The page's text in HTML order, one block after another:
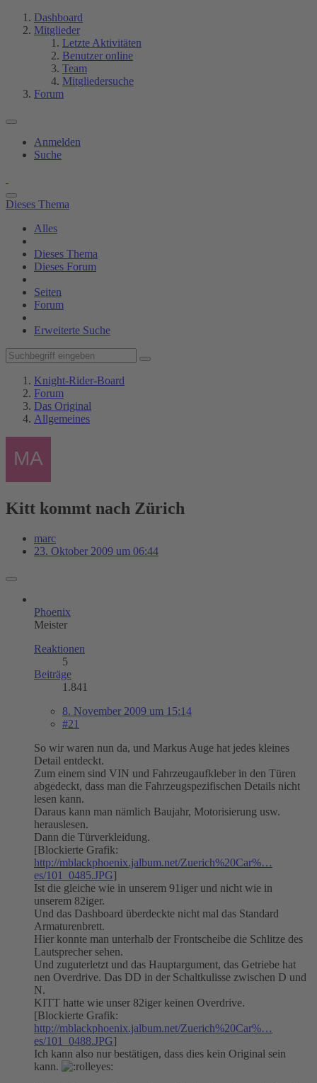
Dashboard
Mitglieder
Letzte Aktivitäten
Benutzer online
Team
Mitgliedersuche
Forum
Anmelden
Suche
Dieses Thema
Alles
Dieses Thema
Dieses Forum
Seiten
Forum
Erweiterte Suche
Knight-Rider-Board
Forum
Das Original
Allgemeines
Kitt kommt nach Zürich
marc
23. Oktober 2009 um 06:44
Phoenix
Meister
Reaktionen
5
Beiträge
1.841
8. November 2009 um 15:14
#21
So wir waren nun da, und Markus Auge hat jedes kleines
Detail entdeckt.
Zum einem sind VIN und Fahrzeugaufkleber in den Türen
abgedeckt, dass man die Fahrzeugspezifischen Details nicht
lesen kann.
Daraus kann man nämlich Baujahr, Motorisierung usw.
herauslesen.
Dann die Türverkleidung.
[Blockierte Grafik:
http://mblackphoenix.jalbum.net/Zuerich%20Car%…
es/101_0485.JPG]
Ist die gleiche wie in unserem 91iger und nicht wie in
unserem 82iger.
Und das Dashboard überdeckte nicht mal das Standard
Armaturenbrett.
Hier konnte man unterhalb der Frontscheibe die Schlitze des
Lautsprecher sehen.
Und zuguterletzt und das Hauptargument, das Getriebe hat
nen Overdrive. Das DD in der Schaltkulisse zwischen D und
N.
KITT hatte wie unser 82iger keinen Overdrive.
[Blockierte Grafik:
http://mblackphoenix.jalbum.net/Zuerich%20Car%…
es/101_0488.JPG]
Ich kann also nur bestätigen, dass dies kein Original sein
kann.